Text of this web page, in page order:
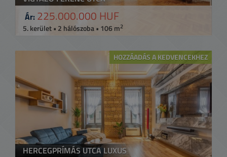
Ár: 225.000.000 HUF
5. kerület • 2 hálószoba • 106 m2
HOZZÁADÁS A KEDVENCEKHEZ
HERCEGPRÍMÁS UTCA LUXUS